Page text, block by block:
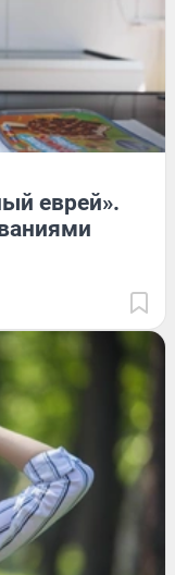
еврей».